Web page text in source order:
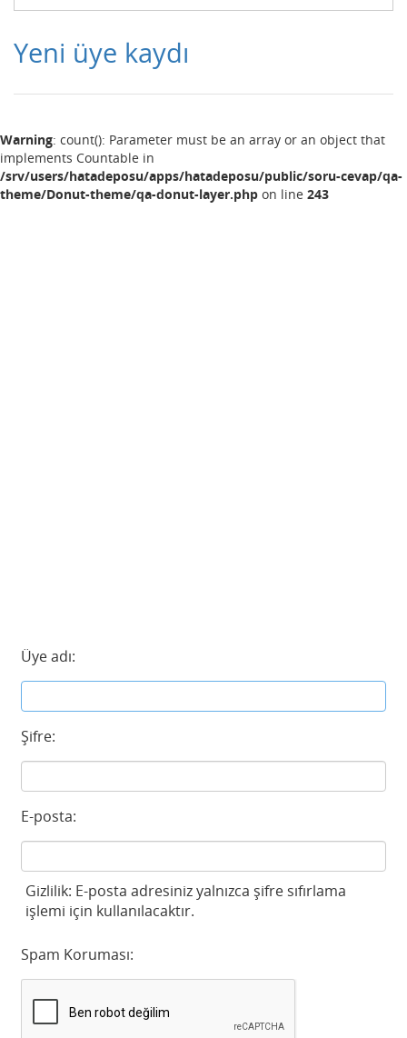
Yeni üye kaydı
Warning: count(): Parameter must be an array or an object that
implements Countable in
/srv/users/hatadeposu/apps/hatadeposu/public/soru-cevap/qa-
theme/Donut-theme/qa-donut-layer.php on line 243
Üye adı:
Şifre:
E-posta:
Gizlilik: E-posta adresiniz yalnızca şifre sıfırlama
işlemi için kullanılacaktır.
Spam Koruması: